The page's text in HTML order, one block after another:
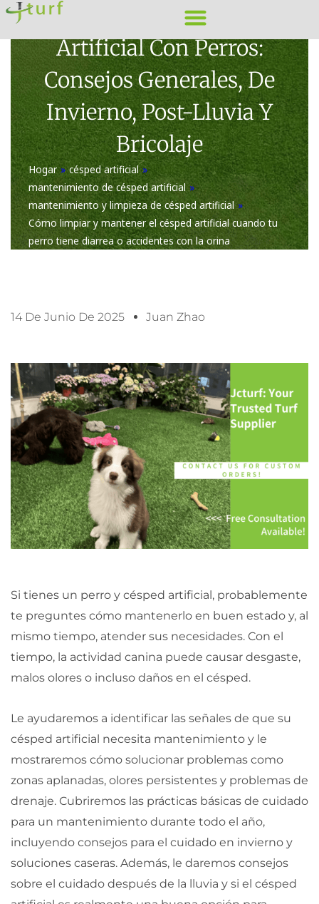
Ir
contenido
Cómo Cuidar El Césped
Artificial Con Perros:
Consejos Generales, De
Invierno, Post-Lluvia Y
Bricolaje
Hogar » césped artificial »
mantenimiento de césped artificial »
mantenimiento y limpieza de césped artificial »
Cómo limpiar y mantener el césped artificial cuando tu
perro tiene diarrea o accidentes con la orina
14 De Junio De 2025 Juan Zhao
Si tienes un perro y césped artificial, probablemente
te preguntes cómo mantenerlo en buen estado y, al
mismo tiempo, atender sus necesidades. Con el
tiempo, la actividad canina puede causar desgaste,
malos olores o incluso daños en el césped.
Le ayudaremos a identificar las señales de que su
césped artificial necesita mantenimiento y le
mostraremos cómo solucionar problemas como
zonas aplanadas, olores persistentes y problemas de
drenaje. Cubriremos las prácticas básicas de cuidado
para un mantenimiento durante todo el año,
incluyendo consejos para el cuidado en invierno y
soluciones caseras. Además, le daremos consejos
sobre el cuidado después de la lluvia y si el césped